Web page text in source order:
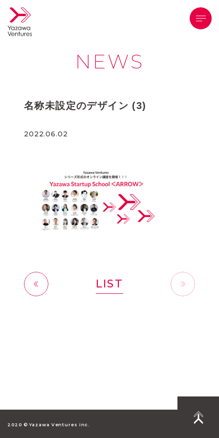
NEWS
名称未設定のデザイン (3)
2022.06.02
前へ LIST
2020 © Yazawa Ventures inc.
メニ